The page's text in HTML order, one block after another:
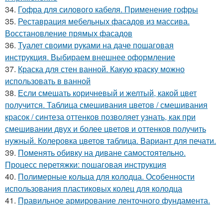
34. Гофра для силового кабеля. Применение гофры
35. Реставрация мебельных фасадов из массива.
Восстановление прямых фасадов
36. Туалет своими руками на даче пошаговая
инструкция. Выбираем внешнее оформление
37. Краска для стен ванной. Какую краску можно
использовать в ванной
38. Если смешать коричневый и желтый, какой цвет
получится. Таблица смешивания цветов / смешивания
красок / синтеза оттенков позволяет узнать, как при
смешивании двух и более цветов и оттенков получить
нужный. Колеровка цветов таблица. Вариант для печати.
39. Поменять обивку на диване самостоятельно.
Процесс перетяжки: пошаговая инструкция
40. Полимерные кольца для колодца. Особенности
использования пластиковых колец для колодца
41. Правильное армирование ленточного фундамента.